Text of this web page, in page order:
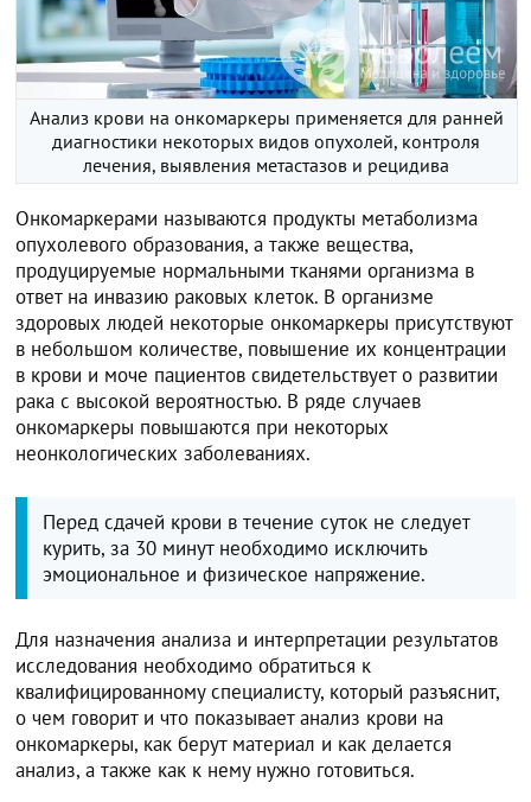
Анализ крови на онкомаркеры применяется для ранней
диагностики некоторых видов опухолей, контроля
лечения, выявления метастазов и рецидива
Онкомаркерами называются продукты метаболизма
опухолевого образования, а также вещества,
продуцируемые нормальными тканями организма в
ответ на инвазию раковых клеток. В организме
здоровых людей некоторые онкомаркеры присутствуют
в небольшом количестве, повышение их концентрации
в крови и моче пациентов свидетельствует о развитии
рака с высокой вероятностью. В ряде случаев
онкомаркеры повышаются при некоторых
неонкологических заболеваниях.
Перед сдачей крови в течение суток не следует
курить, за 30 минут необходимо исключить
эмоциональное и физическое напряжение.
Для назначения анализа и интерпретации результатов
исследования необходимо обратиться к
квалифицированному специалисту, который разъяснит,
о чем говорит и что показывает анализ крови на
онкомаркеры, как берут материал и как делается
анализ, а также как к нему нужно готовиться.